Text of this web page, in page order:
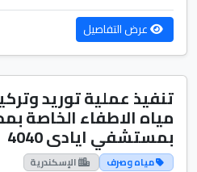
عرض التفاصيل
تنفيذ عملية توريد
مياه الاطفاء الخاصة
بمستشفي ايادى 4040
مياه وصرف الإسكندرية